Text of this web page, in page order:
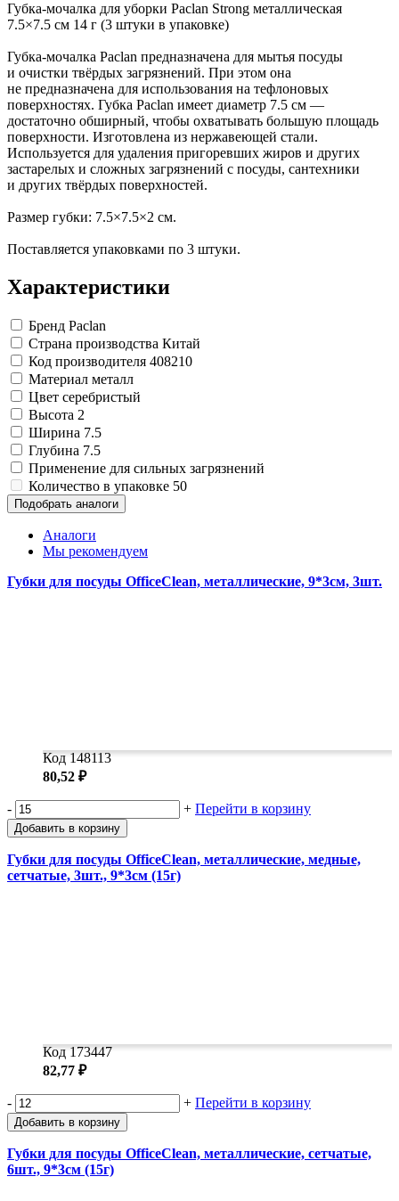
Замки прочие
Ящики для инструментов
Все товары раздела«Хозтовары»
Губка-мочалка для уборки Paclan Strong металлическая
7.5×7.5 см 14 г (3 штуки в упаковке)
Губка-мочалка Paclan предназначена для мытья посуды
и очистки твёрдых загрязнений. При этом она
не предназначена для использования на тефлоновых
поверхностях. Губка Paclan имеет диаметр 7.5 см —
достаточно обширный, чтобы охватывать большую площадь
поверхности. Изготовлена из нержавеющей стали.
Используется для удаления пригоревших жиров и других
застарелых и сложных загрязнений с посуды, сантехники
и других твёрдых поверхностей.
Размер губки: 7.5×7.5×2 см.
Поставляется упаковками по 3 штуки.
Характеристики
Бренд Paclan
Страна производства Китай
Код производителя 408210
Материал металл
Цвет серебристый
Высота 2
Ширина 7.5
Глубина 7.5
Применение для сильных загрязнений
Количество в упаковке 50
Подобрать аналоги
Аналоги
Мы рекомендуем
Губки для посуды OfficeClean, металлические, 9*3см, 3шт.
Код 148113
80,52 ₽
- + Перейти в корзину
Добавить в корзину
Губки для посуды OfficeClean, металлические, медные,
сетчатые, 3шт., 9*3см (15г)
Код 173447
82,77 ₽
- + Перейти в корзину
Добавить в корзину
Губки для посуды OfficeClean, металлические, сетчатые,
6шт., 9*3см (15г)